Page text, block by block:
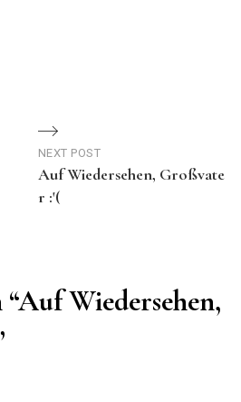
NEXT POST
Auf Wiedersehen, Großvate
r :'(
Auf Wiedersehen,